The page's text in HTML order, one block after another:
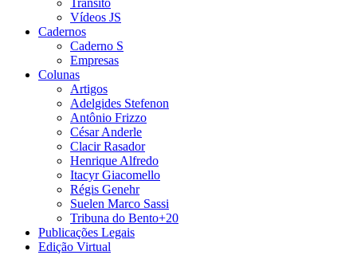
Trânsito
Vídeos JS
Cadernos
Caderno S
Empresas
Colunas
Artigos
Adelgides Stefenon
Antônio Frizzo
César Anderle
Clacir Rasador
Henrique Alfredo
Itacyr Giacomello
Régis Genehr
Suelen Marco Sassi
Tribuna do Bento+20
Publicações Legais
Edição Virtual